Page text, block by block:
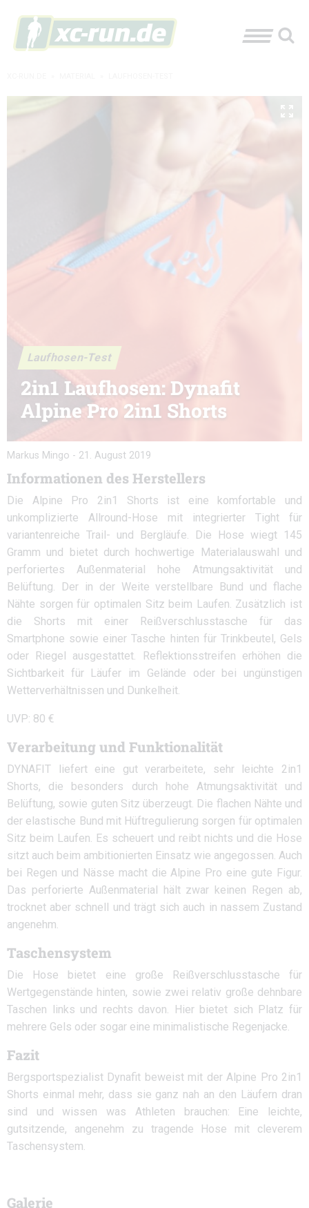
Laufhosen-Test
2in1 Laufhosen: Dynafit
Alpine Pro 2in1 Shorts
Markus Mingo - 21. August 2019
Informationen des Herstellers
Die Alpine Pro 2in1 Shorts ist eine komfortable und
unkomplizierte Allround-Hose mit integrierter Tight für
variantenreiche Trail- und Bergläufe. Die Hose wiegt 145
Gramm und bietet durch hochwertige Materialauswahl und
perforiertes Außenmaterial hohe Atmungsaktivität und
Belüftung. Der in der Weite verstellbare Bund und flache
Nähte sorgen für optimalen Sitz beim Laufen. Zusätzlich ist
die Shorts mit einer Reißverschlusstasche für das
Smartphone sowie einer Tasche hinten für Trinkbeutel, Gels
oder Riegel ausgestattet. Reflektionsstreifen erhöhen die
Sichtbarkeit für Läufer im Gelände oder bei ungünstigen
Wetterverhältnissen und Dunkelheit.
UVP: 80 €
Verarbeitung und Funktionalität
DYNAFIT liefert eine gut verarbeitete, sehr leichte 2in1
Shorts, die besonders durch hohe Atmungsaktivität und
Belüftung, sowie guten Sitz überzeugt. Die flachen Nähte und
der elastische Bund mit Hüftregulierung sorgen für optimalen
Sitz beim Laufen. Es scheuert und reibt nichts und die Hose
sitzt auch beim ambitionierten Einsatz wie angegossen. Auch
bei Regen und Nässe macht die Alpine Pro eine gute Figur.
Das perforierte Außenmaterial hält zwar keinen Regen ab,
trocknet aber schnell und trägt sich auch in nassem Zustand
angenehm.
Taschensystem
Die Hose bietet eine große Reißverschlusstasche für
Wertgegenstände hinten, sowie zwei relativ große dehnbare
Taschen links und rechts davon. Hier bietet sich Platz für
mehrere Gels oder sogar eine minimalistische Regenjacke.
Fazit
Bergsportspezialist Dynafit beweist mit der Alpine Pro 2in1
Shorts einmal mehr, dass sie ganz nah an den Läufern dran
sind und wissen was Athleten brauchen: Eine leichte,
gutsitzende, angenehm zu tragende Hose mit cleverem
Taschensystem.
Galerie